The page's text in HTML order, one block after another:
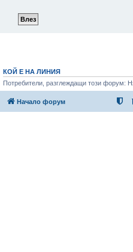
КОЙ Е НА ЛИНИЯ
Потребители, разглеждащи този форум:
Начало форум